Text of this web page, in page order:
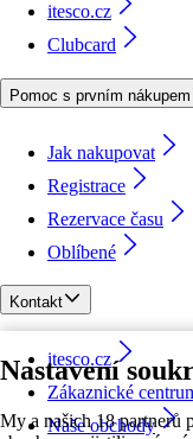
Nastavení
My a našich 18 partnerů
itesco.cz
Clubcard
Pomoc s prvním nákupem
Jak nakupovat
Registrace
Rezervace času
Oblíbené
Kontakt
itesco.cz
Zákaznické
Naše obchody